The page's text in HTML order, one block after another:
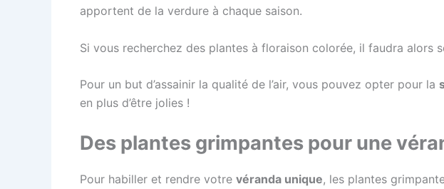
apportent de la verdure à chaque saison.
Si vous recherchez des plantes à floraison colorée, il faudra alors
Pour un but d’assainir la qualité de l’air, vous pouvez opter pour la
en plus d’être jolies !
Des plantes grimpantes pour une
Pour habiller et rendre votre véranda unique, les plantes